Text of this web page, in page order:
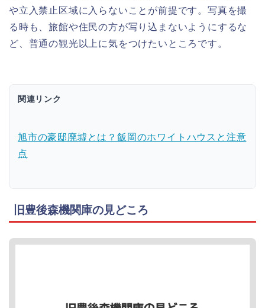
や立入禁止区域に入らないことが前提です。写真を撮
る時も、旅館や住民の方が写り込まないようにするな
ど、普通の観光以上に気をつけたいところです。
関連リンク
旭市の豪邸廃墟とは？飯岡のホワイトハウスと注意
点
旧豊後森機関庫の見どころ